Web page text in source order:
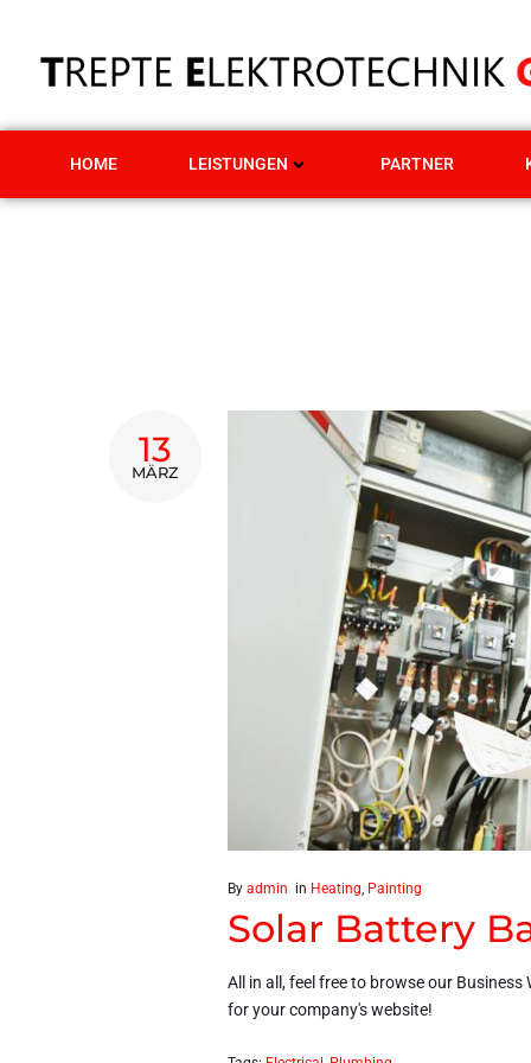
HOME LEISTUNGEN PARTNER
13
MÄRZ
By admin in Heating, Painting
Solar Battery
All in all, feel free to browse our
for your company's website!